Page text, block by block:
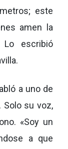
este
amen la
Lo escribió
a uno de
Solo su voz,
«Soy un
a que